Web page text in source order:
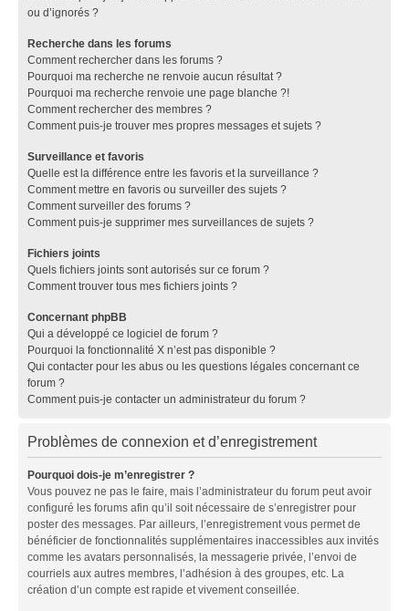
ou d’ignorés ?
Recherche dans les forums
Comment rechercher dans les forums ?
Pourquoi ma recherche ne renvoie aucun résultat ?
Pourquoi ma recherche renvoie une page blanche ?!
Comment rechercher des membres ?
Comment puis-je trouver mes propres messages et sujets ?
Surveillance et favoris
Quelle est la différence entre les favoris et la surveillance ?
Comment mettre en favoris ou surveiller des sujets ?
Comment surveiller des forums ?
Comment puis-je supprimer mes surveillances de sujets ?
Fichiers joints
Quels fichiers joints sont autorisés sur ce forum ?
Comment trouver tous mes fichiers joints ?
Concernant phpBB
Qui a développé ce logiciel de forum ?
Pourquoi la fonctionnalité X n’est pas disponible ?
Qui contacter pour les abus ou les questions légales concernant ce
forum ?
Comment puis-je contacter un administrateur du forum ?
Problèmes de connexion et d’enregistrement
Pourquoi dois-je m’enregistrer ?
Vous pouvez ne pas le faire, mais l’administrateur du forum peut avoir
configuré les forums afin qu’il soit nécessaire de s’enregistrer pour
poster des messages. Par ailleurs, l’enregistrement vous permet de
bénéficier de fonctionnalités supplémentaires inaccessibles aux invités
comme les avatars personnalisés, la messagerie privée, l’envoi de
courriels aux autres membres, l’adhésion à des groupes, etc. La
création d’un compte est rapide et vivement conseillée.